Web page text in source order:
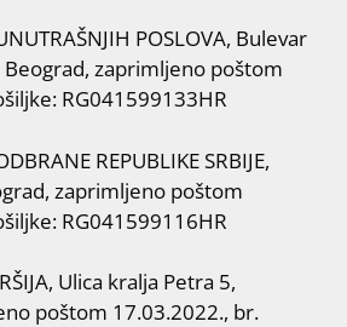
POSLOVA, Bulevar
Beograd, zaprimljeno poštom
RG041599133HR
REPUBLIKE SRBIJE,
zaprimljeno poštom
RG041599116HR
Ulica kralja Petra 5,
poštom 17.03.2022., br.